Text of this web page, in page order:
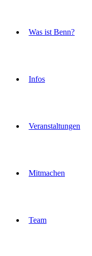
Was ist Benn?
Infos
Veranstaltungen
Mitmachen
Team